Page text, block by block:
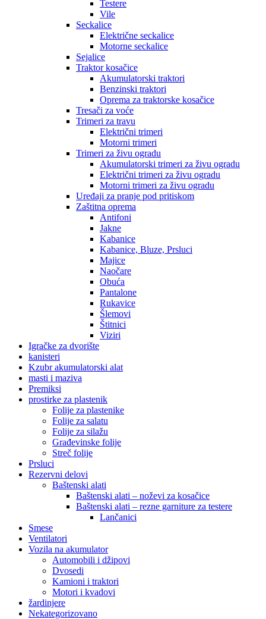
Testere
Vile
Seckalice
Električne seckalice
Motorne seckalice
Sejalice
Traktor kosačice
Akumulatorski traktori
Benzinski traktori
Oprema za traktorske kosačice
Tresači za voće
Trimeri za travu
Električni trimeri
Motorni trimeri
Trimeri za živu ogradu
Akumulatorski trimeri za živu ogradu
Električni trimeri za živu ogradu
Motorni trimeri za živu ogradu
Uređaji za pranje pod pritiskom
Zaštitna oprema
Antifoni
Jakne
Kabanice
Kabanice, Bluze, Prsluci
Majice
Naočare
Obuća
Pantalone
Rukavice
Šlemovi
Štitnici
Viziri
Igračke za dvorište
kanisteri
Kzubr akumulatorski alat
masti i maziva
Premiksi
prostirke za plastenik
Folije za plastenike
Folije za salatu
Folije za silažu
Građevinske folije
Streč folije
Prsluci
Rezervni delovi
Baštenski alati
Baštenski alati – noževi za kosačice
Baštenski alati – rezne garniture za testere
Lančanici
Smese
Ventilatori
Vozila na akumulator
Automobili i džipovi
Dvosedi
Kamioni i traktori
Motori i kvadovi
žardinjere
Nekategorizovano